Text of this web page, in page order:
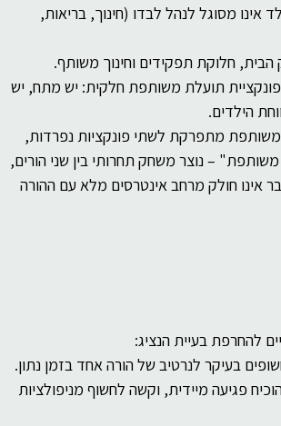
מסוגל לנהל לבדו (חינוך, בריאות,
חלוקת תפקידים וחינוך משותף.
תועלת משותפת חלקית: יש מתח, יש
הילדים.
מתפרקת לשתי פונקציות נפרדות,
– נוצר משחק תחרותי בין שני הורים,
אינו חולק מרחב אינטרסים מלא עם ההורה
להחרפת בעיית הנציג:
בעיקר לנרטיב של הורה אחד בזמן נתון.
פגיעה מיידית, וקשה לחשוף מניפולציות